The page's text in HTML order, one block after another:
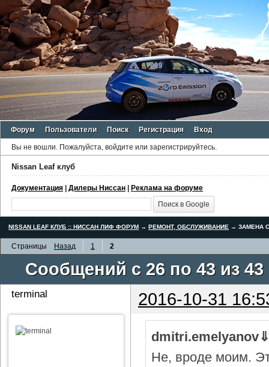
Форум Пользователи Поиск Регистрация Вход
Вы не вошли. Пожалуйста, войдите или зарегистрируйтесь.
Nissan Leaf клуб
Документация | Дилеры Ниссан | Реклама на форуме
NISSAN LEAF КЛУБ :: НИССАН ЛИФ ФОРУМ → РЕМОНТ, ОБСЛУЖИВАНИЕ →ЗАМЕНА
Страницы Назад 1 2
Сообщений с 26 по 43 из 43
terminal 2016-10-31
Не, вроде моим.